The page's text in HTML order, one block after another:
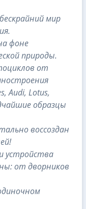
мир
фоне
природы.
от
Audi, Lotus,
образцы
воссоздан
устройства
от дворников